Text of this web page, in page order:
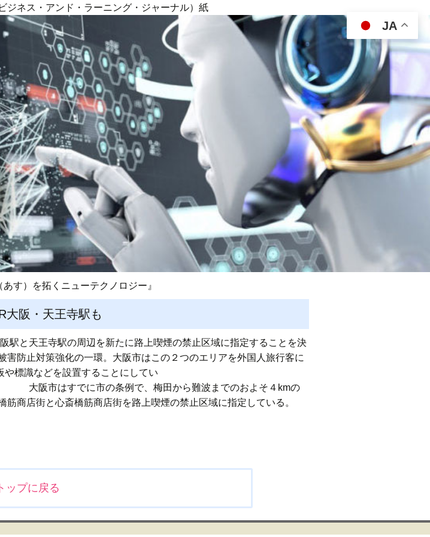
ジネス・アンド・ラーニング・ジャーナル）紙
す）を拓くニューテクノロジー』
大阪・天王寺駅も
駅と天王寺駅の周辺を新たに路上喫煙の禁止区域に指定することを決
防止対策強化の一環。大阪市はこの２つのエリアを外国人旅行客に
標識などを設置することにしてい
梅田から難波までのおよそ４kmの
商店街と心斎橋筋商店街を路上喫煙の禁止区域に指定している。
トップに戻る
JA